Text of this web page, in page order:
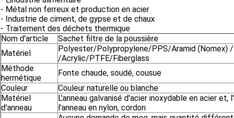
- Métal non ferreux et production en acier
- Industrie de ciment, de gypse et de chaux
- Traitement des déchets thermique
Nom d'article
Sachet filtre de la poussière
Matériel
Polyester/Polypropylene/PPS/Aramid (Nomex)
/Acrylic/PTFE/Fiberglass
Méthode
hermétique
Fonte chaude, soudé, cousue
Couleur
Couleur naturelle ou blanche
Matériel
d'anneau
L'anneau galvanisé d'acier inoxydable en acier et,
l'anneau en nylon, cordon